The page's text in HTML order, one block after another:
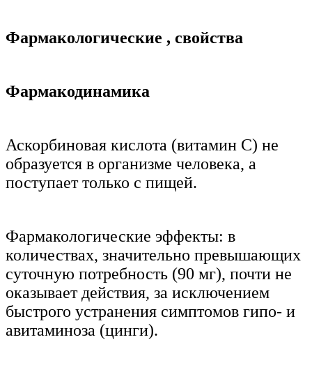
Фармакологические , свойства
Фармакодинамика
Аскорбиновая кислота (витамин С) не
образуется в организме человека, а
поступает только с пищей.
Фармакологические эффекты: в
количествах, значительно превышающих
суточную потребность (90 мг), почти не
оказывает действия, за исключением
быстрого устранения симптомов гипо- и
авитаминоза (цинги).